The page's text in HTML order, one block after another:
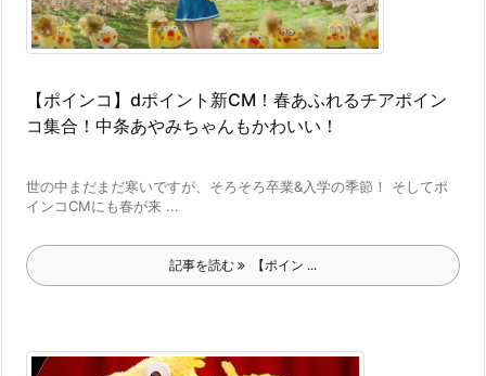
【ポインコ】dポイント新CM！春あふれるチアポイン
コ集合！中条あやみちゃんもかわいい！
世の中まだまだ寒いですが、そろそろ卒業&入学の季節！ そしてポ
インコCMにも春が来 ...
記事を読む 【ポイン ...